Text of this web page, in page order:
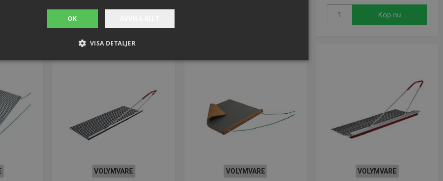
Köp nu
VOLYMVARE VOLYMVARE VOLYMVARE
OK
VISA DETALJER
kärnwebbplatsfunktioner som användarinloggning och kontohantering. Webbplatsen kan inte användas
cookies.
Utgång
Beskrivning
1 år
1 år
1 år